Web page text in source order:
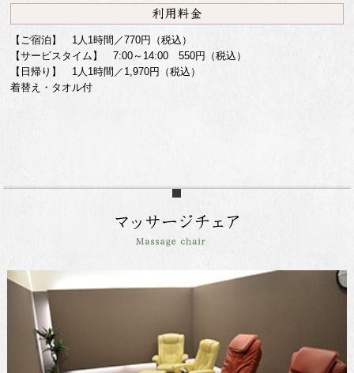
【ご宿泊】 1人1時間／770円（税込）
【サービスタイム】 7:00～14:00 550円（税込）
【日帰り】 1人1時間／1,970円（税込）
着替え・タオル付